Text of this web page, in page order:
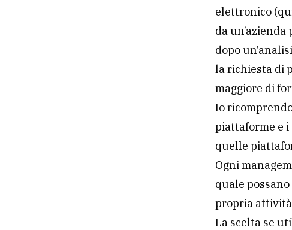
elettronico
da
dopo
la richiesta di
maggiore di
Io
piattaforme e
quelle
Ogni
quale
propria
La scelta se